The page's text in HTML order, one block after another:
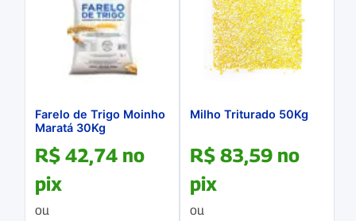
Farelo de Trigo Moinho
Maratá 30Kg
R$ 42,74 no
pix
ou
Milho Triturado 50Kg
R$ 83,59 no
pix
ou